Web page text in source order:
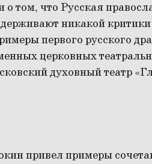
том, что Русская
никакой
первого русского
церковных
духовный театр
привел примеры